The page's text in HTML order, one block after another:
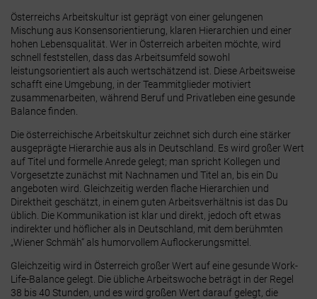
Österreichs Arbeitskultur ist geprägt von einer gelungenen
Mischung aus Konsensorientierung, klaren Hierarchien und einer
hohen Lebensqualität. Wer in Österreich arbeiten möchte, wird
schnell feststellen, dass das Arbeitsumfeld sowohl
leistungsorientiert als auch wertschätzend ist. Diese Arbeitsweise
schafft eine Umgebung, in der Teammitglieder motiviert
zusammenarbeiten, während Beruf und Privatleben eine gesunde
Balance finden.
Die österreichische Arbeitskultur zeichnet sich durch eine stärker
ausgeprägte Hierarchie aus als in Deutschland. Es wird großer Wert
auf Titel und formelle Anrede gelegt; man spricht Kollegen und
Vorgesetzte zunächst mit Nachnamen und Titel an, bis ein Du
angeboten wird. Gleichzeitig werden flache Hierarchien und
Direktheit geschätzt, in einem guten Arbeitsverhältnis ist das Du
üblich. Die Kommunikation ist klar und direkt, jedoch oft etwas
indirekter und höflicher als in Deutschland, mit dem berühmten
„Wiener Schmäh“ als humorvollem Auflockerungsmittel.
Gleichzeitig wird in Österreich großer Wert auf eine gesunde Work-
Life-Balance gelegt. Die übliche Arbeitswoche beträgt in der Regel
38 bis 40 Stunden, und es wird großen Wert darauf gelegt, die